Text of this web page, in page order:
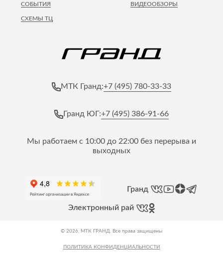
ВИДЕООБЗОРЫ
СОБЫТИЯ
СХЕМЫ ТЦ
МТК Гранд:+7 (495) 780-33-33
Гранд ЮГ:+7 (495) 386-91-66
Мы работаем с 10:00 до 22:00 без перерыва и
выходных
Гранд
Электронный рай
© 2026, МТК ГРАНД. Все права защищены
ПОЛИТИКА КОНФИДЕНЦИАЛЬНОСТИ